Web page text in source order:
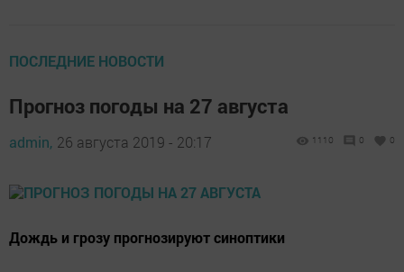
ПОСЛЕДНИЕ НОВОСТИ
Прогноз погоды на 27 августа
admin, 26 августа 2019 - 20:17 1110 0 0
Дождь и грозу прогнозируют синоптики